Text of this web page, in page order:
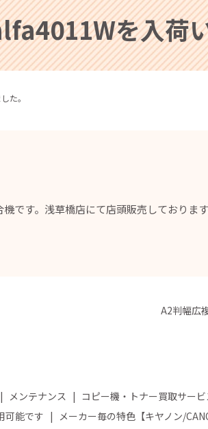
を入荷
た。
です。浅草橋店にて店頭販売しておりま
A2判幅広
メンテナンス コピー機・トナー買取サービ
可能です
メーカー毎の特色【キヤノン/